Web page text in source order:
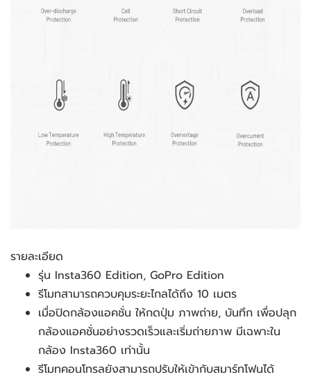
รายละเอียด
รุ่น Insta360 Edition, GoPro Edition
รีโมทสามารถควบคุมระยะไกลได้ถึง 10 เมตร
เมื่อปิดกล้องแอคชั่น ให้กดปุ่ม ภาพถ่าย, บันทึก เพื่อปลุก
กล้องแอคชั่นอย่างรวดเร็วและเริ่มถ่ายภาพ มีเฉพาะใน
กล้อง Insta360 เท่านั้น
รีโมทคอนโทรลยังสามารถปรับให้เข้ากับสมาร์ทโฟนได้